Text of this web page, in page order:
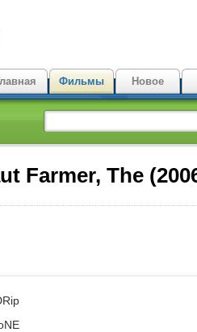
Фильмы Новое
Farmer, The